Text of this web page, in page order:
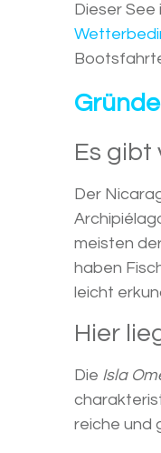
Dieser
Es gibt
Der
meisten
haben
leicht
Hier
Die Isla
reiche und